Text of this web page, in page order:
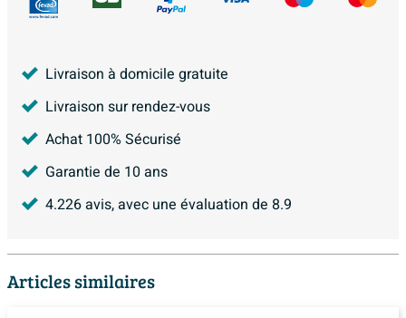
Livraison à domicile gratuite
Livraison sur rendez-vous
Achat 100% Sécurisé
Garantie de 10 ans
4.226avis, avec une évaluation de 8.9
Articles similaires